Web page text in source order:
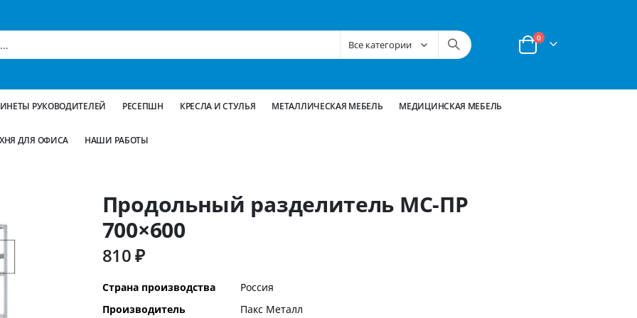
Корзина
0позиции
РУКОВОДИТЕЛЕЙ РЕСЕПШН КРЕСЛА И СТУЛЬЯ МЕТАЛЛИЧЕСКАЯ МЕБЕЛЬ МЕДИЦИНСКАЯ МЕБЕЛЬ
ДЛЯ ОФИСА НАШИ РАБОТЫ
Продольный разделитель МС-ПР
700×600
810 ₽
Дополнительная
информация
Страна производства
Россия
Производитель
Пакс Металл